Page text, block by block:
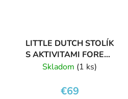
LITTLE DUTCH STOLÍK
S AKTIVITAMI FOREST
FRIENDS
Skladom (1 ks)
€69